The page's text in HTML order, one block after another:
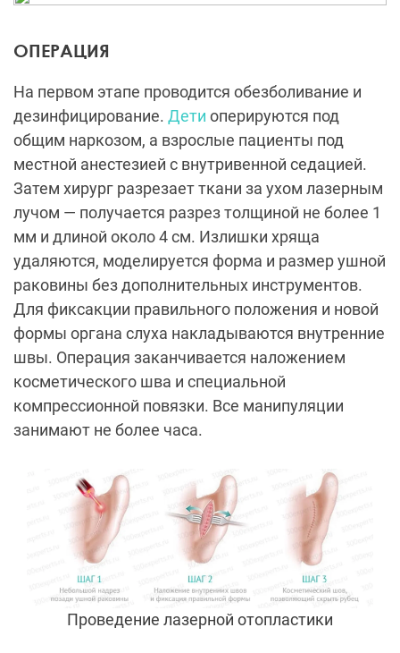
ОПЕРАЦИЯ
На первом этапе проводится обезболивание и
дезинфицирование. Дети оперируются под
общим наркозом, а взрослые пациенты под
местной анестезией с внутривенной седацией.
Затем хирург разрезает ткани за ухом лазерным
лучом — получается разрез толщиной не более 1
мм и длиной около 4 см. Излишки хряща
удаляются, моделируется форма и размер ушной
раковины без дополнительных инструментов.
Для фиксакции правильного положения и новой
формы органа слуха накладываются внутренние
швы. Операция заканчивается наложением
косметического шва и специальной
компрессионной повязки. Все манипуляции
занимают не более часа.
Проведение лазерной отопластики